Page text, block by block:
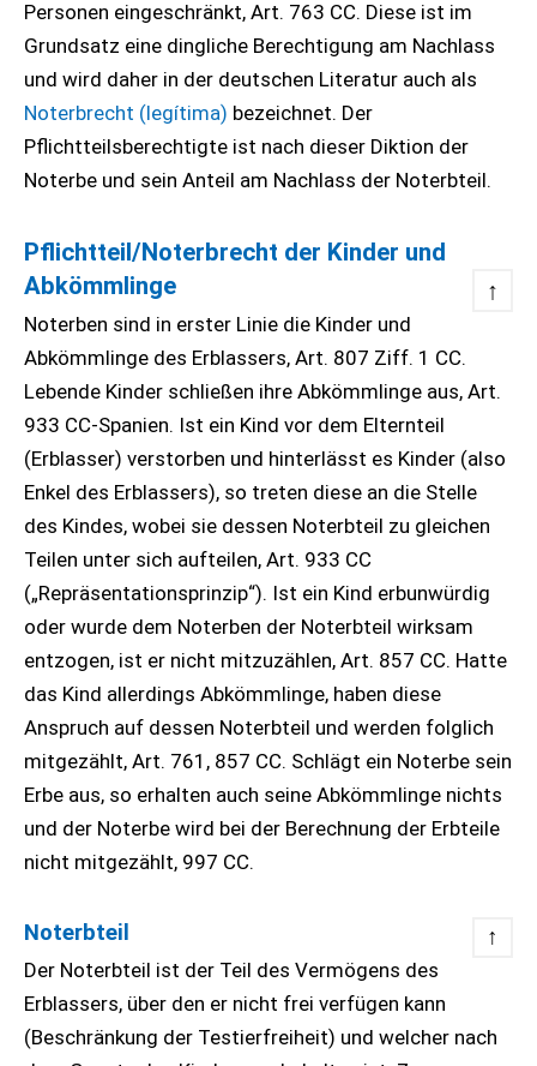
Personen eingeschränkt, Art. 763 CC. Diese ist im
Grundsatz eine dingliche Berechtigung am Nachlass
und wird daher in der deutschen Literatur auch als
Noterbrecht (legítima) bezeichnet. Der
Pflichtteilsberechtigte ist nach dieser Diktion der
Noterbe und sein Anteil am Nachlass der Noterbteil.
Pflichtteil/Noterbrecht der Kinder und
Abkömmlinge
↑
Noterben sind in erster Linie die Kinder und
Abkömmlinge des Erblassers, Art. 807 Ziff. 1 CC.
Lebende Kinder schließen ihre Abkömmlinge aus, Art.
933 CC-Spanien. Ist ein Kind vor dem Elternteil
(Erblasser) verstorben und hinterlässt es Kinder (also
Enkel des Erblassers), so treten diese an die Stelle
des Kindes, wobei sie dessen Noterbteil zu gleichen
Teilen unter sich aufteilen, Art. 933 CC
(„Repräsentationsprinzip“). Ist ein Kind erbunwürdig
oder wurde dem Noterben der Noterbteil wirksam
entzogen, ist er nicht mitzuzählen, Art. 857 CC. Hatte
das Kind allerdings Abkömmlinge, haben diese
Anspruch auf dessen Noterbteil und werden folglich
mitgezählt, Art. 761, 857 CC. Schlägt ein Noterbe sein
Erbe aus, so erhalten auch seine Abkömmlinge nichts
und der Noterbe wird bei der Berechnung der Erbteile
nicht mitgezählt, 997 CC.
Noterbteil ↑
Der Noterbteil ist der Teil des Vermögens des
Erblassers, über den er nicht frei verfügen kann
(Beschränkung der Testierfreiheit) und welcher nach